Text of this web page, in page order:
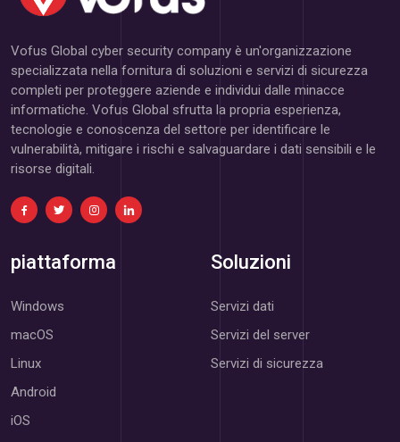
Vofus Global cyber security company è un'organizzazione
specializzata nella fornitura di soluzioni e servizi di sicurezza
completi per proteggere aziende e individui dalle minacce
informatiche. Vofus Global sfrutta la propria esperienza,
tecnologie e conoscenza del settore per identificare le
vulnerabilità, mitigare i rischi e salvaguardare i dati sensibili e le
risorse digitali.
piattaforma
Windows
macOS
Linux
Android
iOS
Soluzioni
Servizi dati
Servizi del server
Servizi di sicurezza